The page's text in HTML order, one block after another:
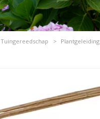
Tuingereedschap > Plantgeleiding